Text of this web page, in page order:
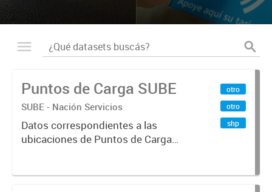
Puntos de Carga SUBE
SUBE - Nación Servicios
Datos correspondientes a las
ubicaciones de Puntos de Carga
otro
otro
shp